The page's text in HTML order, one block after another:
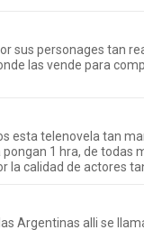
sus personages tan
las vende para
esta telenovela tan
1 hra, de todas
la calidad de actores
Argentinas alli se